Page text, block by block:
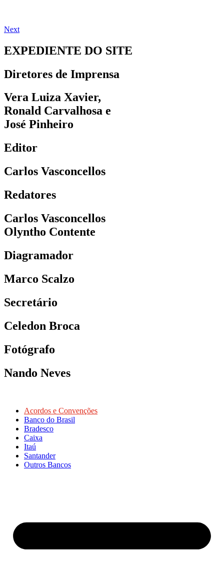
Next
EXPEDIENTE DO SITE
Diretores de Imprensa
Vera Luiza Xavier,
Ronald Carvalhosa e
José Pinheiro
Editor
Carlos Vasconcellos
Redatores
Carlos Vasconcellos
Olyntho Contente
Diagramador
Marco Scalzo
Secretário
Celedon Broca
Fotógrafo
Nando Neves
Acordos e Convenções
Banco do Brasil
Bradesco
Caixa
Itaú
Santander
Outros Bancos